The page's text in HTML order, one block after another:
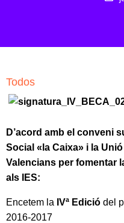
Todos
D’acord amb el conveni
Social «la Caixa» i la
Valencians per fomentar
als IES:
Encetem la IVª Edició del
2016-2017